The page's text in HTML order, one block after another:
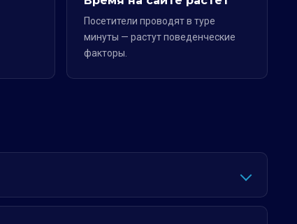
Посетители проводят в туре
минуты — растут поведенческие
факторы.